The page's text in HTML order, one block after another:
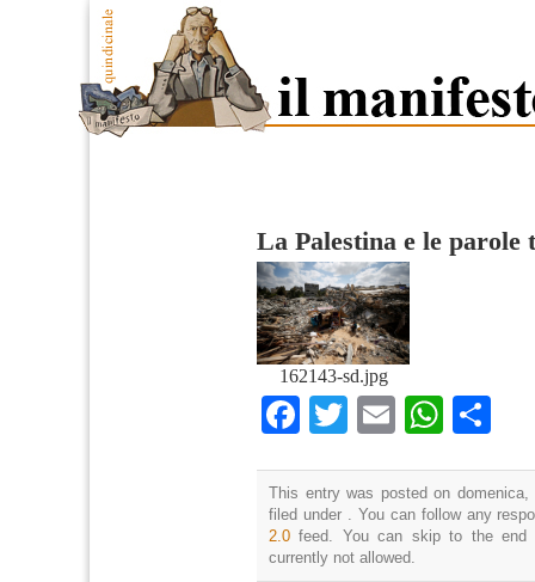
La Palestina e le parole
162143-sd.jpg
Facebook
TwitterEmail
This entry was posted on
filed under . You can follow any
2.0 feed. You can skip to the end
currently not allowed.